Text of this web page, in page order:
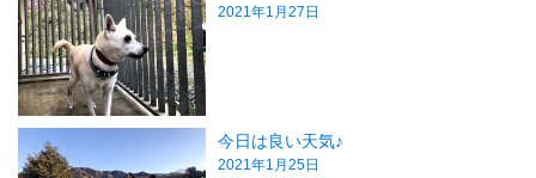
2021年1月27日
今日は良い天気♪
2021年1月25日